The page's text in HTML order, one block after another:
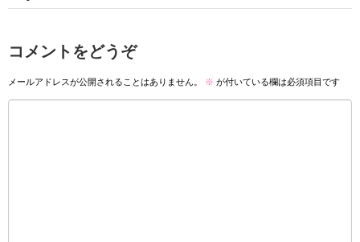
コメントをどうぞ
メールアドレスが公開されることはありません。 ※ が付いている欄は必須項目です